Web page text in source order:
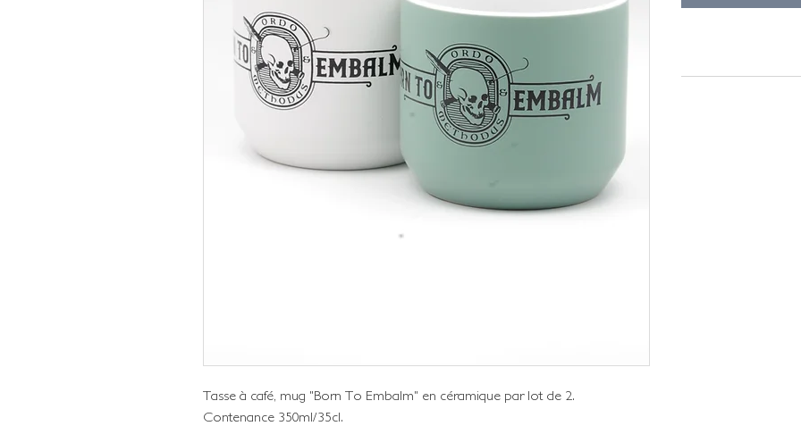
Tasse à café, mug "Born To Embalm" en céramique par lot de 2.
Contenance 350ml/35cl.